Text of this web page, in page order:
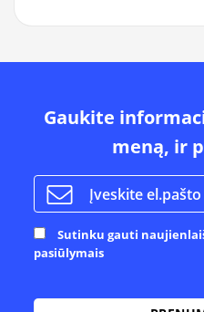
Gaukite
meną, ir
Sutinku gauti
pasiūlymais